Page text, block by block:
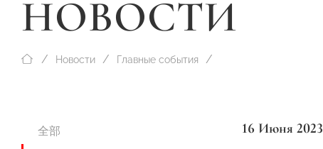
НОВОСТИ
Новости Главные события
全部
16 Июня 2023